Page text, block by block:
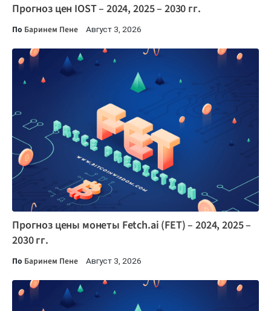
Прогноз цен IOST – 2024, 2025 – 2030 гг.
По Баринем Пене Август 3, 2026
Прогноз цены монеты Fetch.ai (FET) – 2024, 2025 –
2030 гг.
По Баринем Пене Август 3, 2026